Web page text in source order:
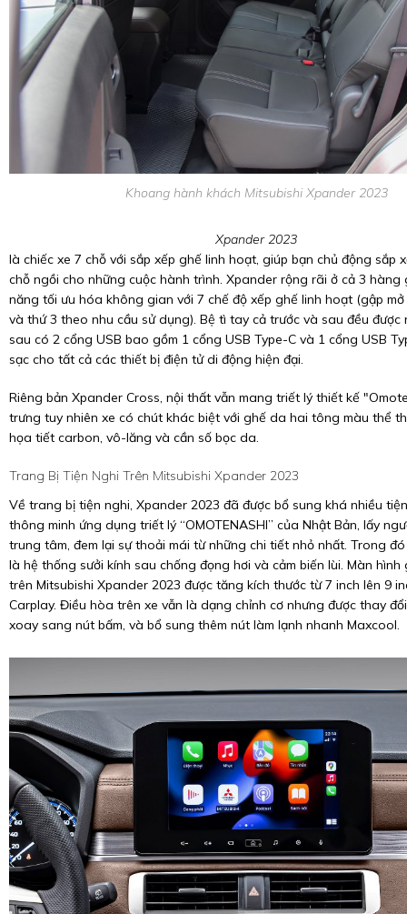
Khoang hành khách Mitsubishi Xpander 2023
Xpander 2023
là chiếc xe 7 chỗ với sắp xếp ghế linh hoạt, giúp bạn chủ động sắp
chỗ ngồi cho những cuộc hành trình. Xpander rộng rãi ở cả 3 hàng
năng tối ưu hóa không gian với 7 chế độ xếp ghế linh hoạt (gập
và thứ 3 theo nhu cầu sử dụng). Bệ tì tay cả trước và sau đều được
sau có 2 cổng USB bao gồm 1 cổng USB Type-C và 1 cổng USB
sạc cho tất cả các thiết bị điện tử di động hiện đại.
Riêng bản Xpander Cross, nội thất vẫn mang triết lý thiết kế
trưng tuy nhiên xe có chút khác biệt với ghế da hai tông màu thể
họa tiết carbon, vô-lăng và cần số bọc da.
Trang Bị Tiện Nghi Trên Mitsubishi Xpander 2023
Về trang bị tiện nghi, Xpander 2023 đã được bổ sung khá nhiều
thông minh ứng dụng triết lý “OMOTENASHI” của Nhật Bản, lấy
trung tâm, đem lại sự thoải mái từ những chi tiết nhỏ nhất. Trong
là hệ thống sưởi kính sau chống đọng hơi và cảm biến lùi. Màn
trên Mitsubishi Xpander 2023 được tăng kích thước từ 7 inch lên 9
Carplay. Điều hòa trên xe vẫn là dạng chỉnh cơ nhưng được thay
xoay sang nút bấm, và bổ sung thêm nút làm lạnh nhanh Maxcool.